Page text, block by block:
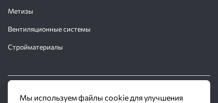
Метизы
Вентиляционные системы
Стройматериалы
© 2016 - 2026 Производственное объединение «Трубное
Мы используем файлы cookie для улучшения